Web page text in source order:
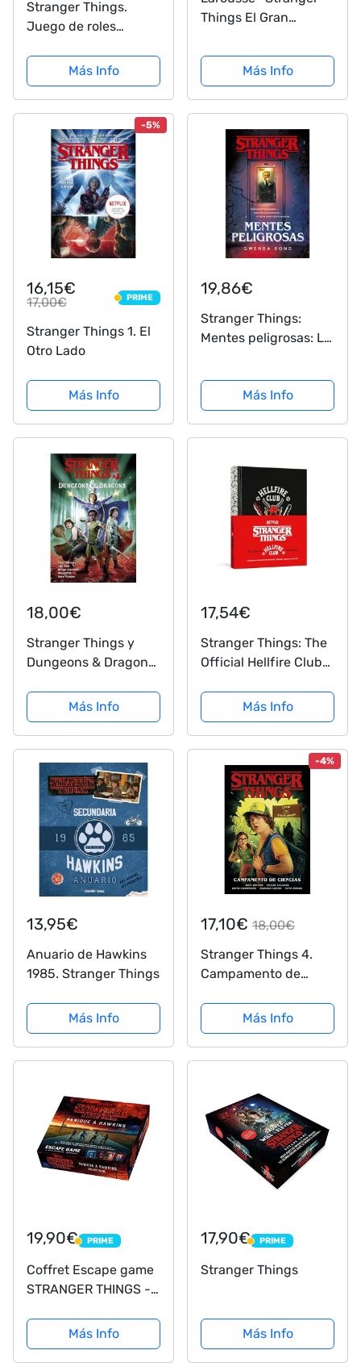
Stranger Things.
Juego de roles
Más Info
Things El Gran
Color, Multicolor.
(LARD0003), idioma
Más Info
-5%
16,15€
17,00€ PRIME
PRIME
Stranger Things 1. El
Otro Lado
Más Info
19,86€
Stranger Things:
Mentes peligrosas: La
de Stranger Things
(Fantascy)Más Info
18,00€
Stranger Things y
Dungeons & Dragons:
Más Info
17,54€
Stranger Things: The
Official Hellfire Club
Paper Notebook for
Journaling, Drawing,
Coloring, and More
Más Info
13,95€
Anuario de Hawkins
1985. Stranger Things
Más Info
-4%
17,10€ 18,00€
Stranger Things 4.
Campamento de
Más Info
19,90€ PRIME
PRIME
Coffret Escape game
STRANGER THINGS -
Más Info
17,90€ PRIME
PRIME
Stranger Things
Más Info